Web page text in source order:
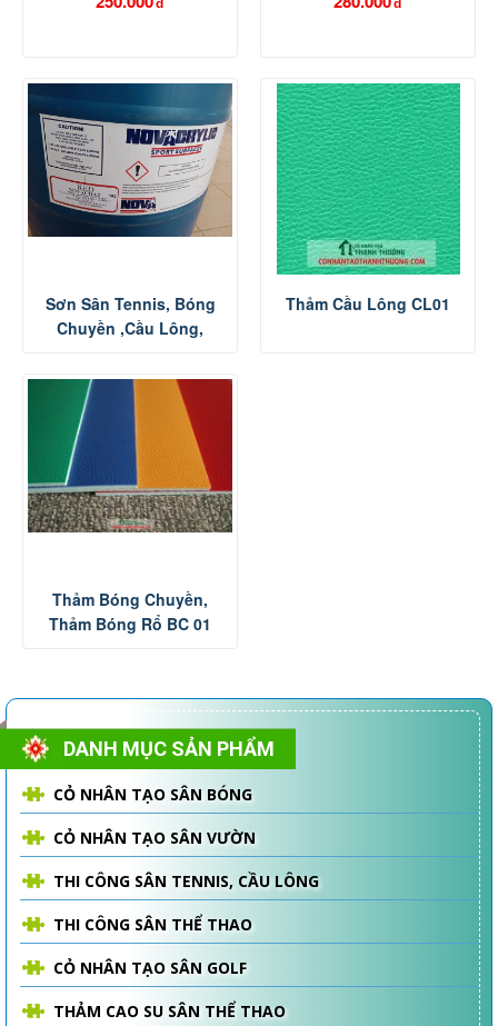
Sơn Sân Tennis, Bóng
Chuyền ,cầu Lông,
Thảm Cầu Lông CL01
Thảm Bóng Chuyền,
Thảm Bóng Rổ BC 01
DANH MỤC SẢN PHẨM
CỎ NHÂN TẠO SÂN BÓNG
CỎ NHÂN TẠO SÂN VƯỜN
THI CÔNG SÂN TENNIS, CẦU LÔNG
THI CÔNG SÂN THỂ THAO
CỎ NHÂN TẠO SÂN GOLF
THẢM CAO SU SÂN THỂ THAO